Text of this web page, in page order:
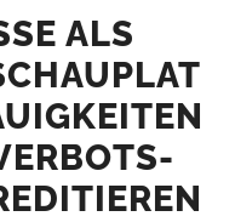
ALS